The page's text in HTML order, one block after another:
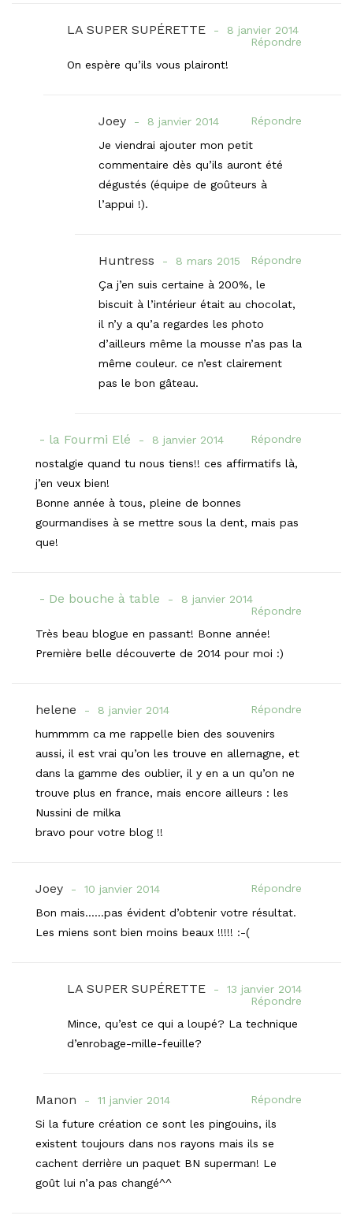
LA SUPER SUPÉRETTE
8 janvier 2014
Répondre
On espère qu’ils vous plairont!
Joey 8 janvier 2014
Répondre
Je viendrai ajouter mon petit
commentaire dès qu’ils auront été
dégustés (équipe de goûteurs à
l’appui !).
Huntress 8 mars 2015
Répondre
Ça j’en suis certaine à 200%, le
biscuit à l’intérieur était au chocolat,
il n’y a qu’a regardes les photo
d’ailleurs même la mousse n’as pas la
même couleur. ce n’est clairement
pas le bon gâteau.
la Fourmi Elé 8 janvier 2014
Répondre
nostalgie quand tu nous tiens!! ces affirmatifs là,
j’en veux bien!
Bonne année à tous, pleine de bonnes
gourmandises à se mettre sous la dent, mais pas
que!
De bouche à table
8 janvier 2014
Répondre
Très beau blogue en passant! Bonne année!
Première belle découverte de 2014 pour moi :)
helene 8 janvier 2014
Répondre
hummmm ca me rappelle bien des souvenirs
aussi, il est vrai qu’on les trouve en allemagne, et
dans la gamme des oublier, il y en a un qu’on ne
trouve plus en france, mais encore ailleurs : les
Nussini de milka
bravo pour votre blog !!
Joey 10 janvier 2014
Répondre
Bon mais……pas évident d’obtenir votre résultat.
Les miens sont bien moins beaux !!!!! :-(
LA SUPER SUPÉRETTE
13 janvier 2014
Répondre
Mince, qu’est ce qui a loupé? La technique
d’enrobage-mille-feuille?
Manon 11 janvier 2014
Répondre
Si la future création ce sont les pingouins, ils
existent toujours dans nos rayons mais ils se
cachent derrière un paquet BN superman! Le
goût lui n’a pas changé^^